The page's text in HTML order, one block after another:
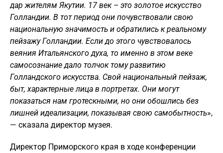
дар жителям Якутии. 17 век – это золотое искусство
Голландии. В тот период они почувствовали свою
национальную значимость и обратились к реальному
пейзажу Голландии. Если до этого чувствовалось
веяния Итальянского духа, то именно в этом веке
самосознание дало толчок тому развитию
Голландского искусства. Свой национальный пейзаж,
быт, характерные лица в портретах. Они могут
показаться нам гротескными, но они обошлись без
лишней идеализации, показывая свою самобытность»,
— сказала директор музея.
Директор Приморского края в ходе конференции